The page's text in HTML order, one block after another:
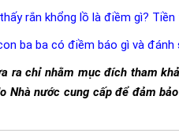
rắn khổng lồ là điềm gì?
ba ba có điềm báo gì và đánh
ra chỉ nhằm mục đích tham
Nhà nước cung cấp để đảm